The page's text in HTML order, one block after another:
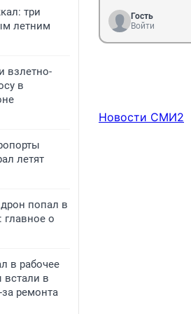
три
летним
взлетно-
в
летят
попал в
главное о
в рабочее
в
ремонта
Гость
Войти
Новости СМИ2